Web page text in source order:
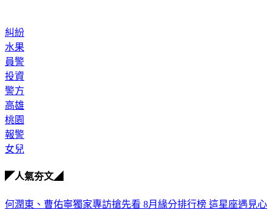
糾紛
水果
員警
投資
警方
高雄
桃園
報警
女兒
◤人氣夯文◢
何潤東、曹佑寧獨家專訪搶先看 8月緣分排行榜 這星座遇見心